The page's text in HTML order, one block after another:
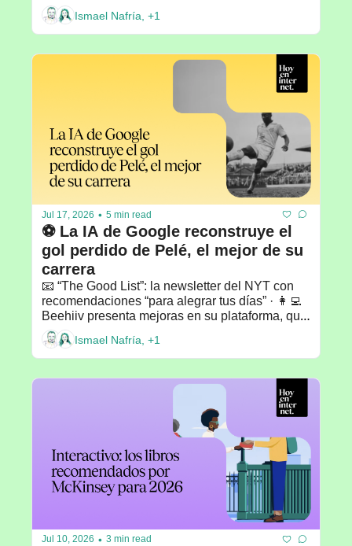
Ismael Nafría, +1
Jul 17, 2026 • 5 min read
⚽️ La IA de Google reconstruye el
gol perdido de Pelé, el mejor de su
carrera
📧 “The Good List”: la newsletter del NYT con
recomendaciones “para alegrar tus días” · 👩‍💻
Beehiiv presenta mejoras en su plataforma, que
ahora incluye una comunidad · 💡
Recomendado por: Javier Velilla
Ismael Nafría, +1
Jul 10, 2026 • 3 min read